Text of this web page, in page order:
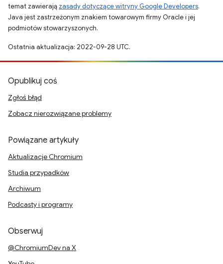
temat zawierają zasady dotyczące witryny Google Developers.
Java jest zastrzeżonym znakiem towarowym firmy Oracle i jej
podmiotów stowarzyszonych.
Ostatnia aktualizacja: 2022-09-28 UTC.
Opublikuj coś
Zgłoś błąd
Zobacz nierozwiązane problemy
Powiązane artykuły
Aktualizacje Chromium
Studia przypadków
Archiwum
Podcasty i programy
Obserwuj
@ChromiumDev na X